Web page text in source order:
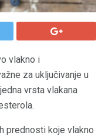
vlakno i
za uključivanje u
vrsta vlakana
prednosti koje vlakno